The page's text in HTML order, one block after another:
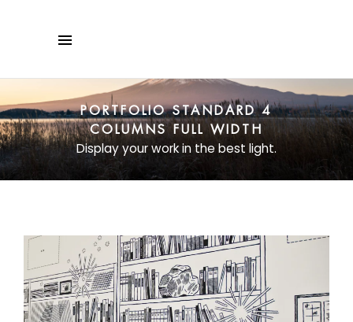
PORTFOLIO STANDARD 4
COLUMNS FULL WIDTH
Display your work in the best light.